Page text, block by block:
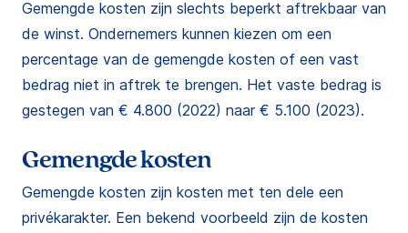
Gemengde kosten zijn slechts beperkt aftrekbaar van
de winst. Ondernemers kunnen kiezen om een
percentage van de gemengde kosten of een vast
bedrag niet in aftrek te brengen. Het vaste bedrag is
gestegen van € 4.800 (2022) naar € 5.100 (2023).
Gemengde kosten
Gemengde kosten zijn kosten met ten dele een
privékarakter. Een bekend voorbeeld zijn de kosten